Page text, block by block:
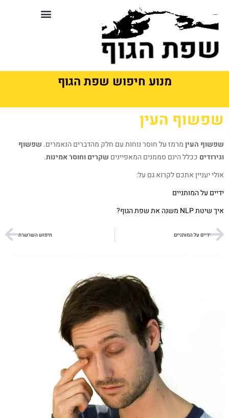
מנוע חיפוש שפת הגוף
שפשוף העין
שפשוף העיןמרמז על חוסר נוחות עם חלק מהדברים הנאמרים. שפשוף
וגירודים ככלל הינם סממנים המאפיינים שקרים וחוסר אמינות.
אולי יעניין אתכם לקרוא גם על:
ידיים על המותניים
איך שיטת NLP משנה את שפת הגוף?
ידיים על המותניים חיפוש השרשרת